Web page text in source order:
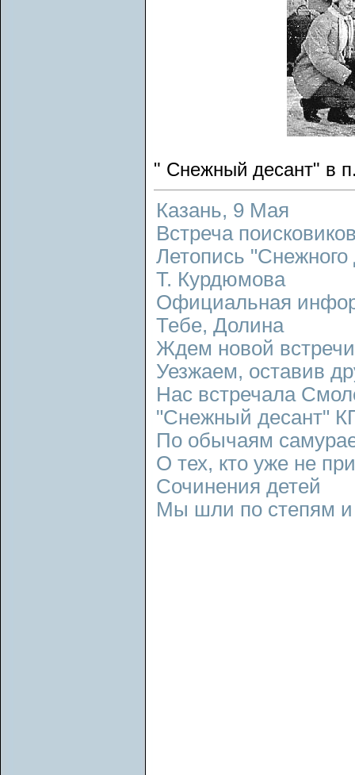
" Снежный десант" в
Казань, 9 Мая
Встреча
Летопись "Снежного
Т. Курдюмова
Официальная
Тебе, Долина
Ждем новой
Уезжаем, оставив
Нас встречала
"Снежный десант"
По обычаям
О тех, кто уже не
Сочинения детей
Мы шли по степям